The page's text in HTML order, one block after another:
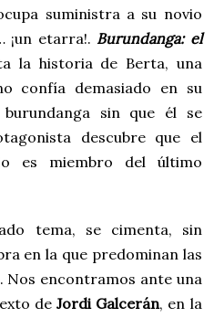
suministra a su novio
¡un etarra!. Burundanga: el
la historia de Berta, una
confía demasiado en su
sin que él se
descubre que el
es miembro del último
tema, se cimenta, sin
en la que predominan las
Nos encontramos ante una
deJordi Galcerán, en la